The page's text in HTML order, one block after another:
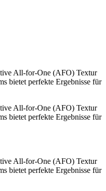
All-for-One (AFO) Textur
bietet perfekte Ergebnisse für
All-for-One (AFO) Textur
bietet perfekte Ergebnisse für
All-for-One (AFO) Textur
bietet perfekte Ergebnisse für